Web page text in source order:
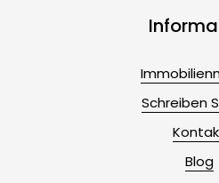
Schreiben
Blog